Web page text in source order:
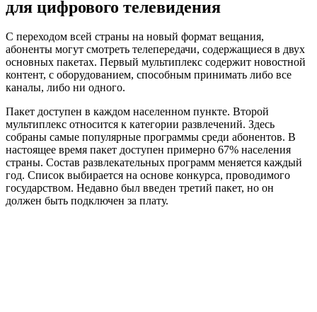
для цифрового телевидения
С переходом всей страны на новый формат вещания,
абоненты могут смотреть телепередачи, содержащиеся в двух
основных пакетах. Первый мультиплекс содержит новостной
контент, с оборудованием, способным принимать либо все
каналы, либо ни одного.
Пакет доступен в каждом населенном пункте. Второй
мультиплекс относится к категории развлечений. Здесь
собраны самые популярные программы среди абонентов. В
настоящее время пакет доступен примерно 67% населения
страны. Состав развлекательных программ меняется каждый
год. Список выбирается на основе конкурса, проводимого
государством. Недавно был введен третий пакет, но он
должен быть подключен за плату.